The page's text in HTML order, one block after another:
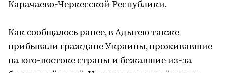
Карачаево-Черкесской Республики.
Как сообщалось ранее, в Адыгею также
прибывали граждане Украины, проживавшие
на юго-востоке страны и бежавшие из-за